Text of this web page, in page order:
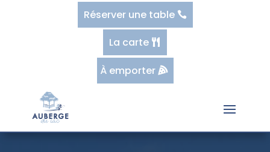
Réserver une table
La carte
À emporter